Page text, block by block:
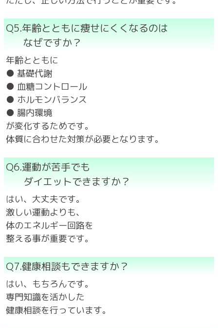
Q5.年齢とともに痩せにくくなるのは
なぜですか？
年齢とともに
● 基礎代謝
● 血糖コントロール
● ホルモンバランス
● 腸内環境
が変化するためです。
体質に合わせた対策が必要となります。
Q6.運動が苦手でも
ダイエットできますか？
はい、大丈夫です。
激しい運動よりも、
体のエネルギー回路を
整える事が重要です。
Q7.健康相談もできますか？
はい、もちろんです。
専門知識を活かした
健康相談を行っています。